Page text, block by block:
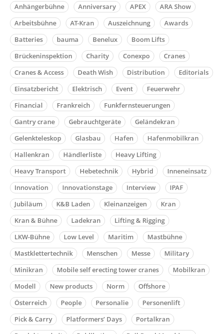
Anhängerbühne
Anniversary APEX
ARA Show
Arbeitsbühne
AT-Kran Auszeichnung
Awards
Batteries
bauma Benelux
Boom Lifts
Brückeninspektion
Charity Conexpo
Cranes
Cranes & Access
Death Wish Distribution
Editorials
Einsatzbericht
Elektrisch Event
Feuerwehr
Financial
Frankreich
Funkfernsteuerungen
Gantry crane
Gebrauchtgeräte
Geländekran
Gelenkteleskop
Glasbau Hafen
Hafenmobilkran
Hallenkran
Händlerliste
Heavy Lifting
Heavy Transport
Hebetechnik Hybrid
Inneneinsatz
Innovation
Innovationstage Interview
IPAF
Jubiläum
K&B Laden Kleinanzeigen
Kran
Kran & Bühne
Ladekran
Lifting & Rigging
LKW-Bühne
Low Level Maritim
Mastbühne
Mastklettertechnik
Menschen Messe
Military
Minikran
Mobile self erecting tower cranes
Mobilkran
Modell
New products Norm
Offshore
Österreich
People Personalie
Personenlift
Pick & Carry
Platformers’ Days
Portalkran